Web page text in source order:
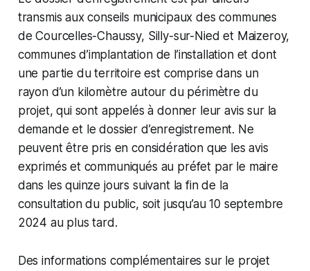
transmis aux conseils municipaux des communes
de Courcelles-Chaussy, Silly-sur-Nied et Maizeroy,
communes d’implantation de l’installation et dont
une partie du territoire est comprise dans un
rayon d’un kilomètre autour du périmètre du
projet, qui sont appelés à donner leur avis sur la
demande et le dossier d’enregistrement. Ne
peuvent être pris en considération que les avis
exprimés et communiqués au préfet par le maire
dans les quinze jours suivant la fin de la
consultation du public, soit jusqu’au 10 septembre
2024 au plus tard.
Des informations complémentaires sur le projet